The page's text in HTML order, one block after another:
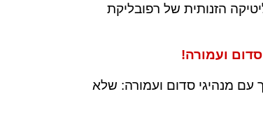
הזנותית של רפובליקת
סדום ועמורה!
עם מנהיגי סדום ועמורה: שלא